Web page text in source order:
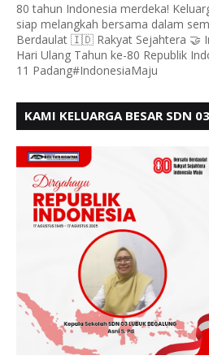
80 tahun Indonesia merdeka!
siap melangkah bersama dalam
Berdaulat 🇮🇩 Rakyat Sejahtera 🤝
Hari Ulang Tahun ke-80 Republik
11 Padang#IndonesiaMaju
KAMI KELUARGA BESAR SDN